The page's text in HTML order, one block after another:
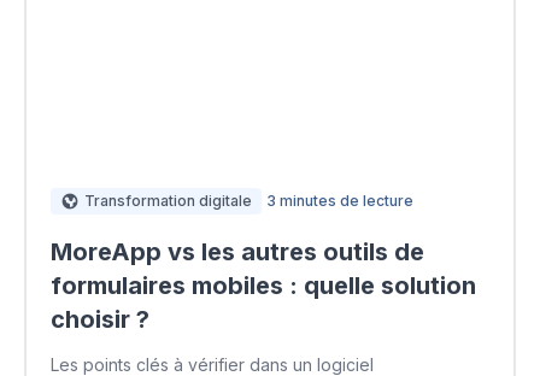
Transformation digitale 3 minutes de lecture
MoreApp vs les autres outils de
formulaires mobiles : quelle solution
choisir ?
Les points clés à vérifier dans un logiciel